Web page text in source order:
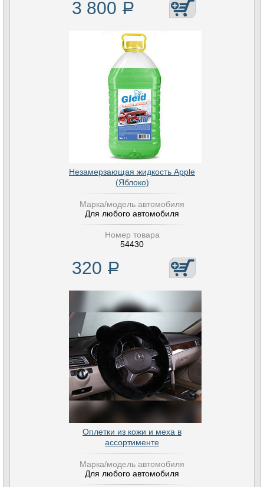
3 800 Р
Незамерзающая жидкость Apple
(Яблоко)
Марка/модель автомобиля
Для любого автомобиля
Номер товара
54430
320 Р
Оплетки из кожи и меха в
ассортименте
Марка/модель автомобиля
Для любого автомобиля